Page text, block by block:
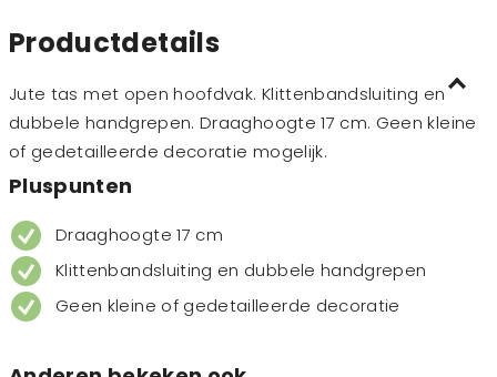
Productdetails
Jute tas met open hoofdvak. Klittenbandsluiting en
dubbele handgrepen. Draaghoogte 17 cm. Geen kleine
of gedetailleerde decoratie mogelijk.
Pluspunten
Draaghoogte 17 cm
Klittenbandsluiting en dubbele handgrepen
Geen kleine of gedetailleerde decoratie